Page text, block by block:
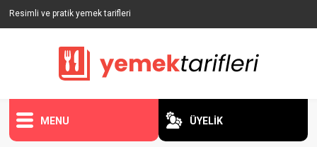
Resimli ve pratik yemek tarifleri
MENU ÜYELİK